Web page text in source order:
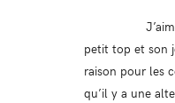
petit top et son
raison pour les
qu’il y a une